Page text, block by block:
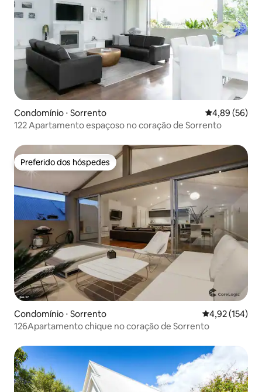
Condomínio ⋅ Sorrento 4,89 de uma
4,89 (56)
122 Apartamento espaçoso no coração de Sorrento
Preferido dos hóspedes
Preferido dos hóspedes
Condomínio ⋅ Sorrento 4,92 de uma
4,92 (154)
126Apartamento chique no coração de Sorrento